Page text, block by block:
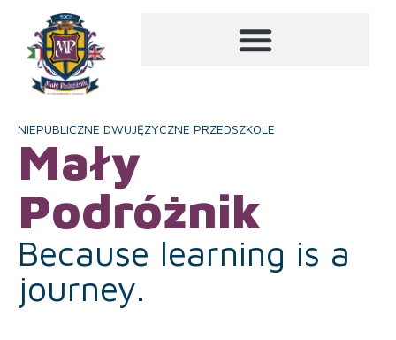
NIEPUBLICZNE DWUJĘZYCZNE PRZEDSZKOLE
Mały
Podróżnik
Because learning is a
journey.